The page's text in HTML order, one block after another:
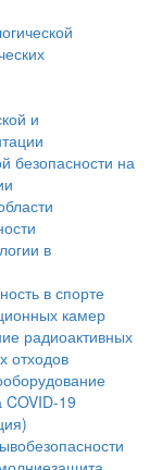
и
безопасности на
в
в спорте
камер
радиоактивных
отходов
19